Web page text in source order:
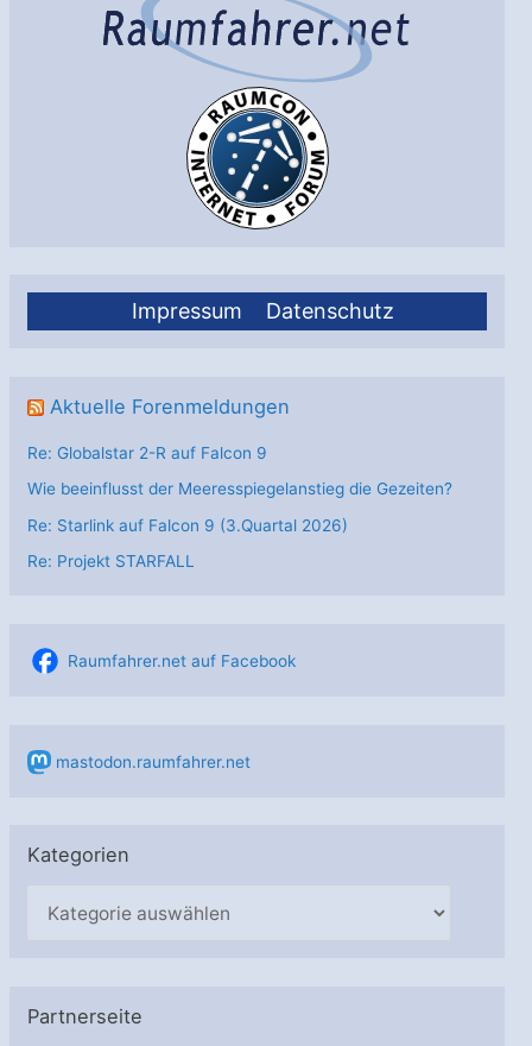
Impressum Datenschutz
Aktuelle Forenmeldungen
Re: Globalstar 2-R auf Falcon 9
Wie beeinflusst der Meeresspiegelanstieg die Gezeiten?
Re: Starlink auf Falcon 9 (3.Quartal 2026)
Re: Projekt STARFALL
Raumfahrer.net auf Facebook
mastodon.raumfahrer.net
Kategorien
g
Partnerseite